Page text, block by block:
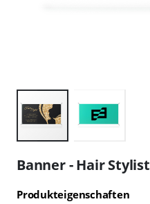
Anfang
der
springen
Banner - Hair Stylist
Produkteigenschaften